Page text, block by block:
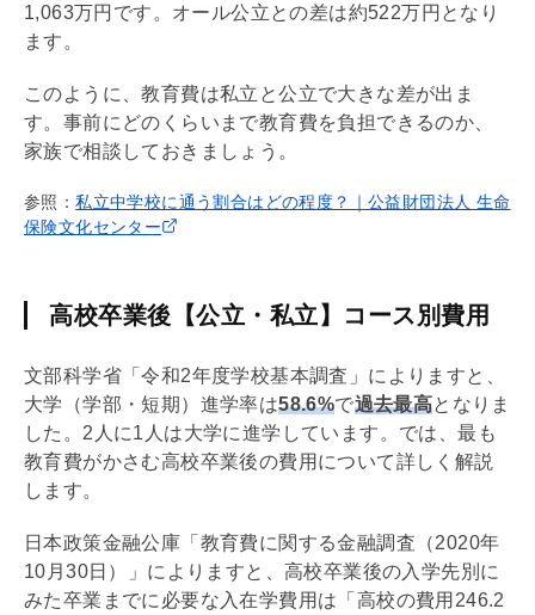
1,063万円です。オール公立との差は約522万円となり
ます。
このように、教育費は私立と公立で大きな差が出ま
す。事前にどのくらいまで教育費を負担できるのか、
家族で相談しておきましょう。
参照：私立中学校に通う割合はどの程度？｜公益財団法人 生命
保険文化センター
高校卒業後【公立・私立】コース別費用
文部科学省「令和2年度学校基本調査」によりますと、
大学（学部・短期）進学率は58.6%で過去最高となりま
した。2人に1人は大学に進学しています。では、最も
教育費がかさむ高校卒業後の費用について詳しく解説
します。
日本政策金融公庫「教育費に関する金融調査（2020年
10月30日）」によりますと、高校卒業後の入学先別に
みた卒業までに必要な入在学費用は「高校の費用246.2